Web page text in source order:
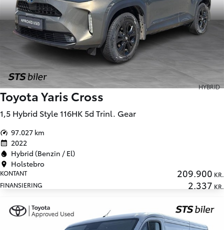
HYBRID
Toyota Yaris Cross
1,5 Hybrid Style 116HK 5d Trinl. Gear
97.027 km
2022
Hybrid (Benzin / El)
Holstebro
KONTANT 209.900 KR.
FINANSIERING
2.337 KR.